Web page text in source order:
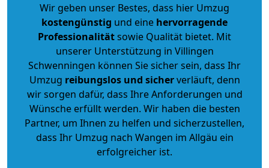
Wir geben unser Bestes, dass hier Umzug
kostengünstig und eine hervorragende
Professionalitätsowie Qualität bietet. Mit
unserer Unterstützung in Villingen
Schwenningen können Sie sicher sein, dass Ihr
Umzug reibungslos und sicherverläuft, denn
wir sorgen dafür, dass Ihre Anforderungen und
Wünsche erfüllt werden. Wir haben die besten
Partner, um Ihnen zu helfen und sicherzustellen,
dass Ihr Umzug nach Wangen im Allgäu ein
erfolgreicher ist.